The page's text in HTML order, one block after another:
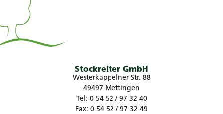
Stockreiter GmbH
Westerkappelner Str. 88
49497 Mettingen
Tel: 0 54 52 / 97 32 40
Fax: 0 54 52 / 97 32 49